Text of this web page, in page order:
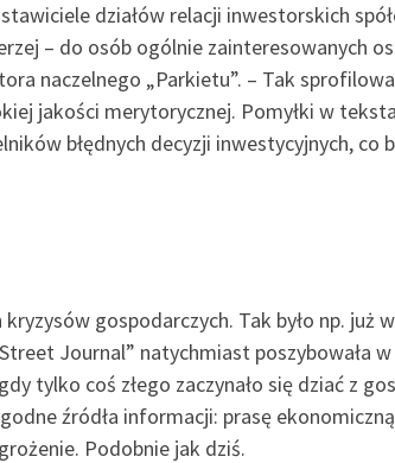
działów relacji inwestorskich
– do osób ogólnie zainteresowanych
naczelnego „Parkietu”. – Tak
jakości merytorycznej. Pomyłki w
błędnych decyzji inwestycyjnych, co
gospodarczych. Tak było np. już
Journal” natychmiast poszybowała
tylko coś złego zaczynało się dziać z
źródła informacji: prasę
Podobnie jak dziś.